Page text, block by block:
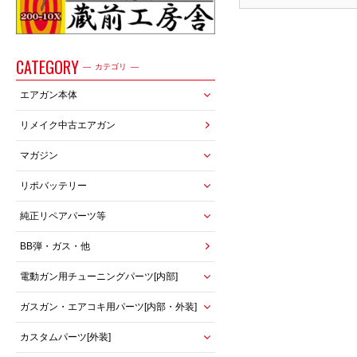
CATEGORY カテゴリ
エアガン本体
リメイク中古エアガン
マガジン
リポバッテリー
純正リペアパーツ等
BB弾・ガス・他
電動ガン用チューニングパーツ[内部]
ガスガン・エアコキ用パーツ[内部・外装]
カスタムパーツ[外装]